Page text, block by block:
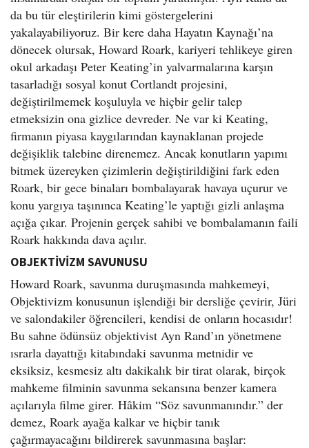
da bu tür eleştirilerin kimi göstergelerini
yakalayabiliyoruz. Bir kere daha Hayatın Kaynağı’na
dönecek olursak, Howard Roark, kariyeri tehlikeye giren
okul arkadaşı Peter Keating’in yalvarmalarına karşın
tasarladığı sosyal konut Cortlandt projesini,
değiştirilmemek koşuluyla ve hiçbir gelir talep
etmeksizin ona gizlice devreder. Ne var ki Keating,
firmanın piyasa kaygılarından kaynaklanan projede
değişiklik talebine direnemez. Ancak konutların yapımı
bitmek üzereyken çizimlerin değiştirildiğini fark eden
Roark, bir gece binaları bombalayarak havaya uçurur ve
konu yargıya taşınınca Keating’le yaptığı gizli anlaşma
açığa çıkar. Projenin gerçek sahibi ve bombalamanın faili
Roark hakkında dava açılır.
OBJEKTİVİZM SAVUNUSU
Howard Roark, savunma duruşmasında mahkemeyi,
Objektivizm konusunun işlendiği bir dersliğe çevirir, Jüri
ve salondakiler öğrencileri, kendisi de onların hocasıdır!
Bu sahne ödünsüz objektivist Ayn Rand’ın yönetmene
ısrarla dayattığı kitabındaki savunma metnidir ve
eksiksiz, kesmesiz altı dakikalık bir tirat olarak, birçok
mahkeme filminin savunma sekansına benzer kamera
açılarıyla filme girer. Hâkim “Söz savunmanındır.” der
demez, Roark ayağa kalkar ve hiçbir tanık
çağırmayacağını bildirerek savunmasına başlar: